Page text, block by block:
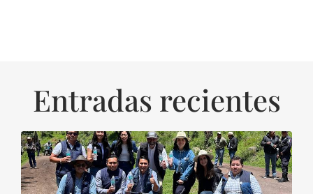
Entradas recientes